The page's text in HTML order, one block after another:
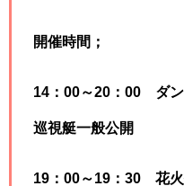
開催時間；
14：00～20：00 ダ
巡視艇一般公開
19：00～19：30 花